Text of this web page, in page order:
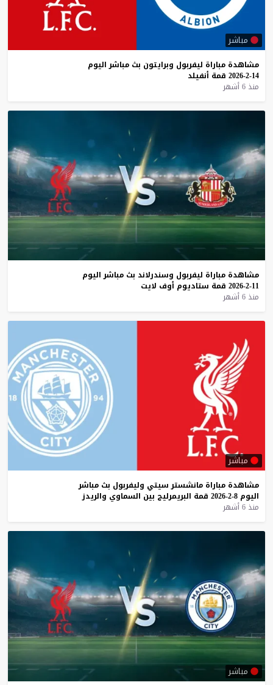
مباشر
مشاهدة مباراة ليفربول وبرايتون بث مباشر اليوم
14-2-2026
قمة أنفيلد
منذ 6 أشهر
مشاهدة مباراة ليفربول وسندرلاند بث مباشر اليوم
11-2-2026
قمة ستاديوم أوف لايت
منذ 6 أشهر
مباشر
مشاهدة مباراة مانشستر سيتي وليفربول بث مباشر
اليوم 8-2-2026 قمة البريمرليج بين السماوي والريدز
منذ 6 أشهر
مباشر